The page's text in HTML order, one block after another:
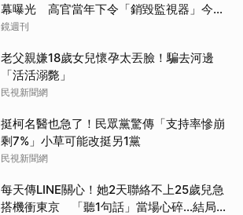
幕曝光 高官當年下令「銷毀監視器」今遭
逮
鏡週刊
老父親嫌18歲女兒懷孕太丟臉！騙去河邊
「活活溺斃」
民視新聞網
挺柯名醫也急了！民眾黨驚傳「支持率慘崩
剩7%」小草可能改挺另1黨
民視新聞網
每天傳LINE關心！她2天聯絡不上25歲兒急
搭機衝東京 「聽1句話」當場心碎...結局看